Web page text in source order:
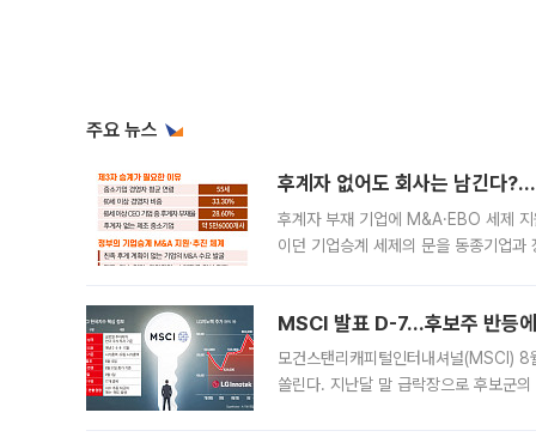
주요 뉴스
후계자 없어도 회사는 남긴다
후계자 부재 기업에 M&A·EBO 세제
이던 기업승계 세제의 문을 동종기업
MSCI 발표 D-7…후보주 반등
모건스탠리캐피털인터내셔널(MSCI)
쏠린다. 지난달 말 급락장으로 후보군